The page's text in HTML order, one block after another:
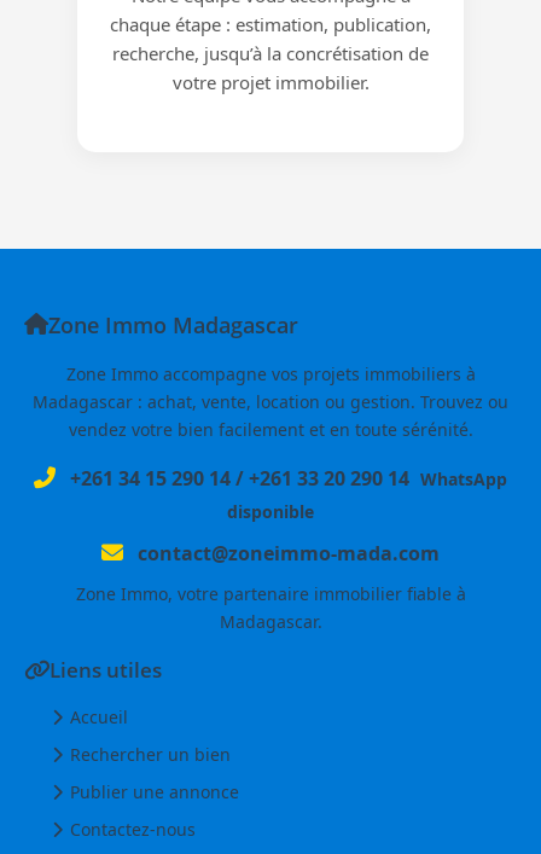
chaque étape : estimation, publication,
recherche, jusqu’à la concrétisation de
votre projet immobilier.
Zone Immo Madagascar
Zone Immo accompagne vos projets immobiliers à
Madagascar : achat, vente, location ou gestion. Trouvez ou
vendez votre bien facilement et en toute sérénité.
+261 34 15 290 14/+261 33 20 290 14 WhatsApp
disponible
contact@zoneimmo-mada.com
Zone Immo, votre partenaire immobilier fiable à
Madagascar.
Liens utiles
Accueil
Rechercher un bien
Publier une annonce
Contactez-nous